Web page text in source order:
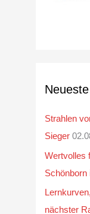
Strahlen
Sieger
Wertvolles
Schönborn
nächster